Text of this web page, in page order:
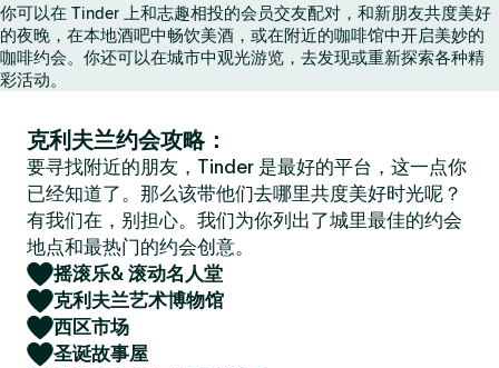
你可以在 Tinder 上和志趣相投的会员交友配对，和新朋友共度美好
的夜晚，在本地酒吧中畅饮美酒，或在附近的咖啡馆中开启美妙的
咖啡约会。你还可以在城市中观光游览，去发现或重新探索各种精
彩活动。
克利夫兰约会攻略：
要寻找附近的朋友，Tinder 是最好的平台，这一点你
已经知道了。那么该带他们去哪里共度美好时光呢？
有我们在，别担心。我们为你列出了城里最佳的约会
地点和最热门的约会创意。
摇滚乐& 滚动名人堂
克利夫兰艺术博物馆
西区市场
圣诞故事屋